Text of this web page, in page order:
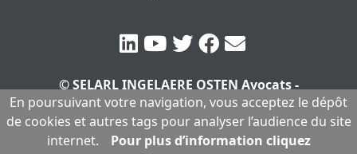
© SELARL INGELAERE OSTEN Avocats -
SERLARL au capital de 10.000 euros|
Mentions légales
En poursuivant votre navigation, vous acceptez le dépôt
de cookies et autres tags pour analyser l’audience du site
internet.
Pour plus d’information cliquez